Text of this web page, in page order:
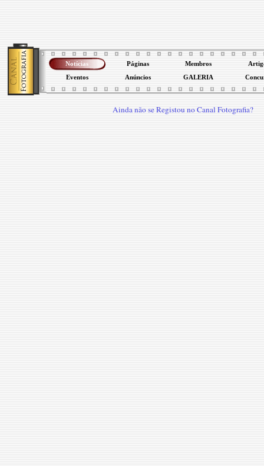
Notícias Páginas Membros
Eventos Anúncios GALERIA
Ainda não se Registou no Canal Fotografia?